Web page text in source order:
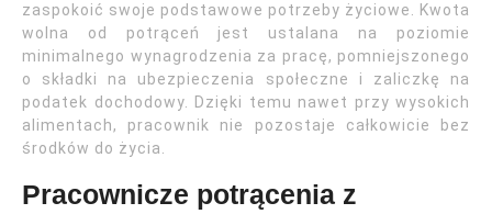
zaspokoić swoje podstawowe potrzeby życiowe. Kwota
wolna od potrąceń jest ustalana na poziomie
minimalnego wynagrodzenia za pracę, pomniejszonego
o składki na ubezpieczenia społeczne i zaliczkę na
podatek dochodowy. Dzięki temu nawet przy wysokich
alimentach, pracownik nie pozostaje całkowicie bez
środków do życia.
Pracownicze potrącenia z